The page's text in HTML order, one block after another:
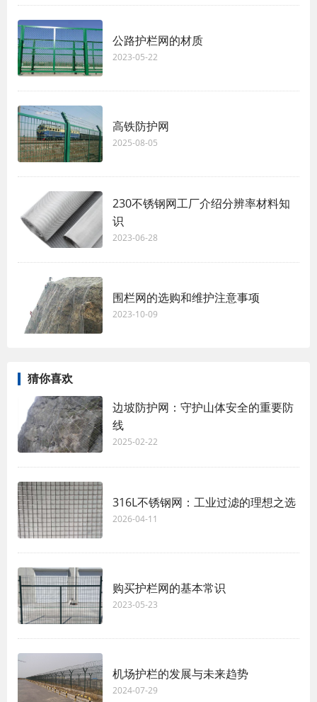
公路护栏网的材质
2023-05-22
高铁防护网
2025-08-05
230不锈钢网工厂介绍分辨率材料知
识
2023-06-28
围栏网的选购和维护注意事项
2023-10-09
猜你喜欢
边坡防护网：守护山体安全的重要防
线
2025-02-22
316L不锈钢网：工业过滤的理想之选
2026-04-11
购买护栏网的基本常识
2023-05-23
机场护栏的发展与未来趋势
2024-07-29